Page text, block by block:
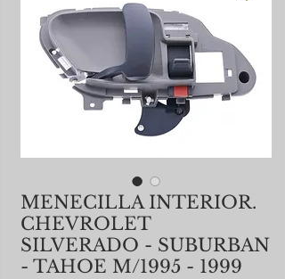
MENECILLA INTERIOR.
CHEVROLET
SILVERADO - SUBURBAN
- TAHOE M/1995 - 1999